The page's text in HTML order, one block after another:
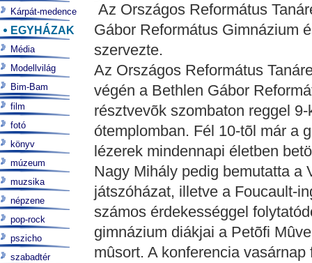
Az Országos Református
Gábor Református Gimnázium
szervezte.
Az Országos Református
végén a Bethlen Gábor
résztvevõk szombaton reggel
ótemplomban. Fél 10-tõl már a
lézerek mindennapi életben
Nagy Mihály pedig bemutatta a
játszóházat, illetve a Foucault-
számos érdekességgel
gimnázium diákjai a Petõfi
mûsort. A konferencia vasárnap
Kárpát-medence
EGYHÁZAK
Média
Modellvilág
Bim-Bam
film
fotó
könyv
múzeum
muzsika
népzene
pop-rock
pszicho
szabadtér